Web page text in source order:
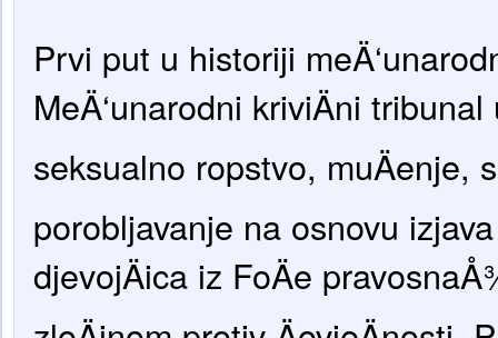
Prvi put u historiji
MeÄ‘unarodni kriviÄni
seksualno ropstvo, muÄenje,
porobljavanje na osnovu
djevojÄica iz FoÄe